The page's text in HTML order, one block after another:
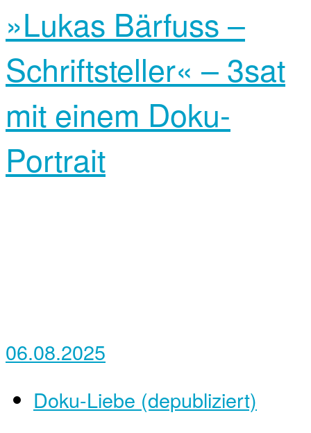
»Lukas Bärfuss –
Schriftsteller« – 3sat
mit einem Doku-
Portrait
06.08.2025
Doku-Liebe (depubliziert)